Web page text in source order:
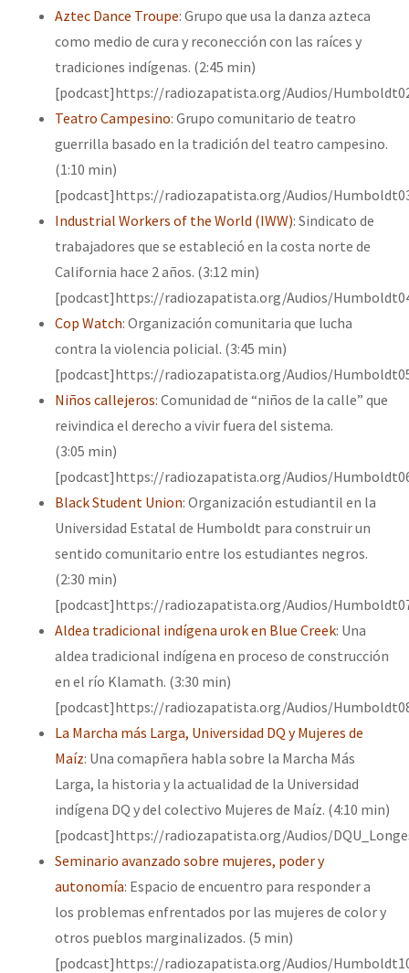
Aztec Dance Troupe: Grupo que usa la danza azteca
como medio de cura y reconección con las raíces y
tradiciones indígenas. (2:45 min)
[podcast]https://radiozapatista.org/Audios/
Teatro Campesino: Grupo comunitario de teatro
guerrilla basado en la tradición del teatro campesino.
(1:10 min)
[podcast]https://radiozapatista.org/Audios/
Industrial Workers of the World (IWW): Sindicato de
trabajadores que se estableció en la costa norte de
California hace 2 años. (3:12 min)
[podcast]https://radiozapatista.org/Audios/
Cop Watch: Organización comunitaria que lucha
contra la violencia policial. (3:45 min)
[podcast]https://radiozapatista.org/Audios/
Niños callejeros: Comunidad de “niños de la calle” que
reivindica el derecho a vivir fuera del sistema.
(3:05 min)
[podcast]https://radiozapatista.org/Audios/
Black Student Union: Organización estudiantil en la
Universidad Estatal de Humboldt para construir un
sentido comunitario entre los estudiantes negros.
(2:30 min)
[podcast]https://radiozapatista.org/Audios/
Aldea tradicional indígena urok en Blue Creek: Una
aldea tradicional indígena en proceso de construcción
en el río Klamath. (3:30 min)
[podcast]https://radiozapatista.org/Audios/
La Marcha más Larga, Universidad DQ y Mujeres de
Maíz: Una comapñera habla sobre la Marcha Más
Larga, la historia y la actualidad de la Universidad
indígena DQ y del colectivo Mujeres de Maíz. (4:10 min)
[podcast]https://radiozapatista.org/Audios/
Seminario avanzado sobre mujeres, poder y
autonomía: Espacio de encuentro para responder a
los problemas enfrentados por las mujeres de color y
otros pueblos marginalizados. (5 min)
[podcast]https://radiozapatista.org/Audios/